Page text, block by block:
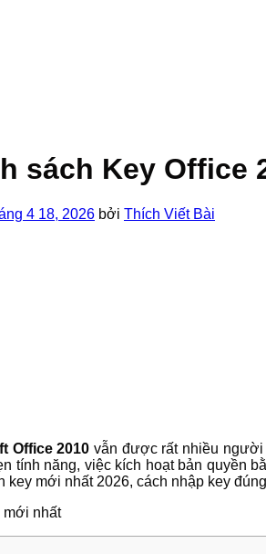
sách Key Office
4 18, 2026 bởi Thích Viết Bài
Office 2010 vẫn được rất nhiều người
tính năng, việc kích hoạt bản quyền
key mới nhất 2026, cách nhập key